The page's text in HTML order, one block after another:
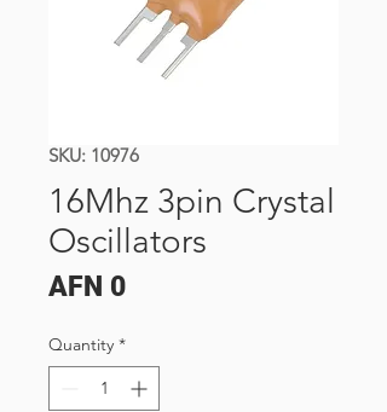
SKU: 10976
16Mhz 3pin Crystal
Oscillators
AFN 0Price
Quantity *